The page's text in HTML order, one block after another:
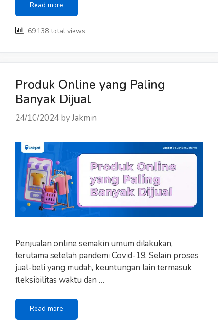
Read more
dari
Orang
Online
69,138 total views
Produk Online yang Paling
Banyak Dijual
24/10/2024 byJakmin
Penjualan online semakin umum dilakukan,
terutama setelah pandemi Covid-19. Selain proses
jual-beli yang mudah, keuntungan lain termasuk
fleksibilitas waktu dan …
Read more
Online